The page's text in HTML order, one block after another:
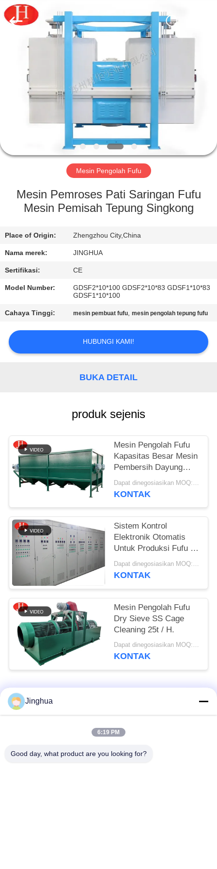
RUMAH
PRODUK
PERTUNJUKAN
VR
TENTANG
KAMI
TUR
PABRIK
KONTROL
HUBUNGI
KAMI
PENAWARAN
SITEMAP
KEBIJAKAN
Zhengzhou
Jinghua
Industry
Co.,Ltd..
Mesin Pengolah Fufu
Mesin Pemroses Pati Saringan Fufu
Mesin Pemisah Tepung Singkong
Place of Origin: Zhengzhou City,China
Nama merek: JINGHUA
Sertifikasi: CE
Model Number:
GDSF2*10*100 GDSF2*10*83 GDSF1*10*83
GDSF1*10*100
Cahaya Tinggi: mesin pembuat fufu,mesin pengolah tepung fufu
HUBUNGI KAMI!
BUKA DETAIL
produk sejenis
Mesin Pengolah Fufu
Kapasitas Besar Mesin
Pembersih Dayung
Singkong
Dapat dinegosiasikan MOQ:1 Set
KONTAK
Sistem Kontrol
Elektronik Otomatis
Untuk Produksi Fufu /
Pembuatan Tepung
Singkong
Dapat dinegosiasikan MOQ:1 Set
KONTAK
Mesin Pengolah Fufu
Dry Sieve SS Cage
Cleaning 25t / H.
Dapat dinegosiasikan MOQ:1 set
KONTAK
Bad Request
Peralatan Pengolah
Jinghua
6:19 PM
Good day, what product are you looking for?